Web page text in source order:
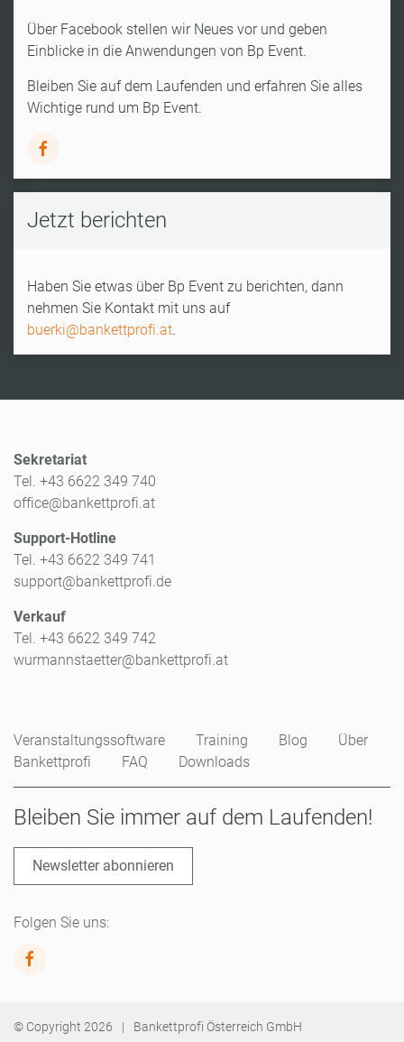
Über Facebook stellen wir Neues vor und geben
Einblicke in die Anwendungen von Bp Event.
Bleiben Sie auf dem Laufenden und erfahren Sie alles
Wichtige rund um Bp Event.
Jetzt berichten
Haben Sie etwas über Bp Event zu berichten, dann
nehmen Sie Kontakt mit uns auf
buerki@bankettprofi.at.
Sekretariat
Tel. +43 6622 349 740
office@bankettprofi.at
Support-Hotline
Tel. +43 6622 349 741
support@bankettprofi.de
Verkauf
Tel. +43 6622 349 742
wurmannstaetter@bankettprofi.at
Veranstaltungssoftware Training Blog
Über
Bankettprofi
FAQ Downloads
Bleiben Sie immer auf dem Laufenden!
Newsletter abonnieren
Folgen Sie uns:
© Copyright 2026 | Bankettprofi Österreich GmbH